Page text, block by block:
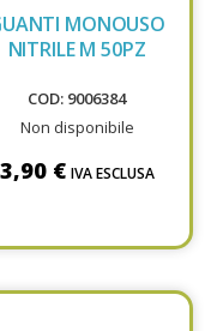
MONOUSO
NITRILE M 50PZ
COD: 9006384
Non disponibile
3,90 € IVA ESCLUSA